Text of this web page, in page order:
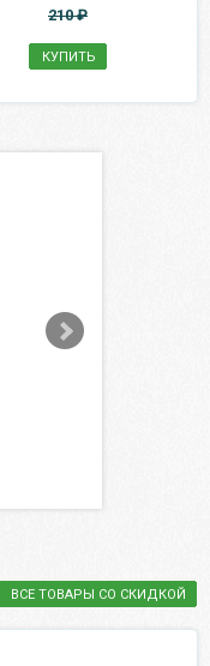
210 ₽
КУПИТЬ
ВСЕ ТОВАРЫ СО СКИДКОЙ